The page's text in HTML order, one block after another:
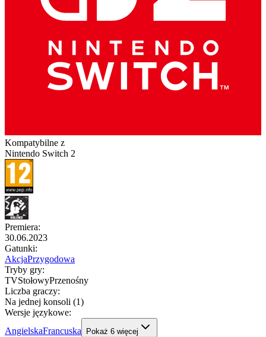
Kompatybilne z
Nintendo Switch 2
Premiera:
30.06.2023
Gatunki:
AkcjaPrzygodowa
Tryby gry:
TVStołowyPrzenośny
Liczba graczy:
Na jednej konsoli (1)
Wersje językowe:
AngielskaFrancuska Pokaż 6 więcej